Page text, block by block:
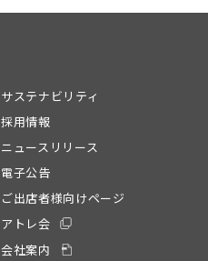
サステナビリティ
採用情報
ニュースリリース
電子公告
ご出店者様向けページ
アトレ会
会社案内